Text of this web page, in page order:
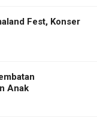
Fest, Konser
Anak